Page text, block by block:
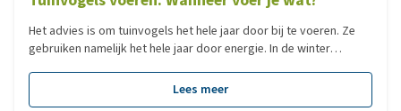
Het advies is om tuinvogels het hele jaar door bij te voeren. Ze
gebruiken namelijk het hele jaar door energie. In de winter
het voorjaar is energie nodig voor het nestelen en het leggen van
eieren en het grootbrengen van de jongen. In de herfst moeten
Lees meer